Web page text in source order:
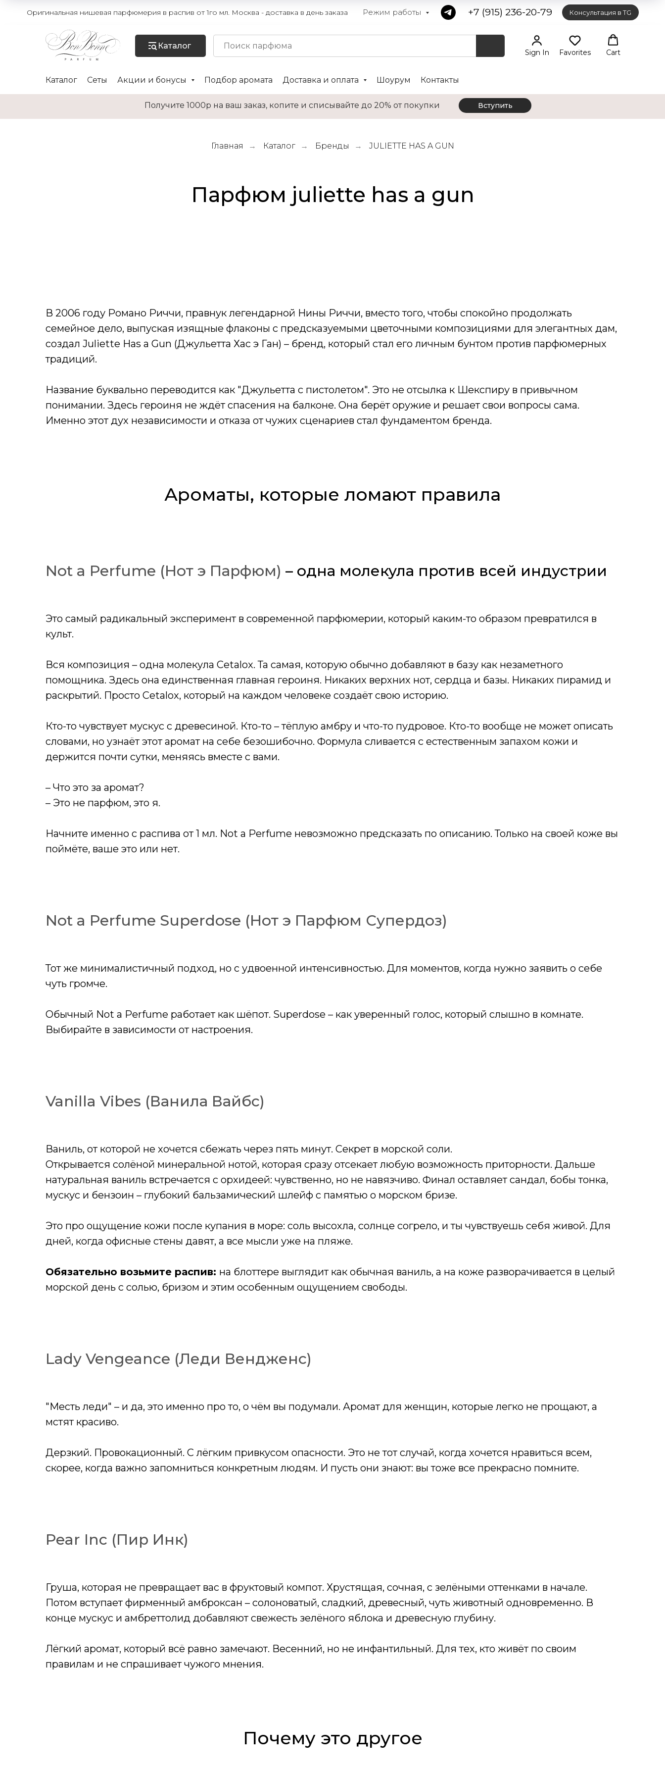
Оригинальная нишевая парфюмерия в распив от 1го мл. Москва - доставка в день заказа Режим работы +7 (915) 236-20-79 Консультация в TG
Каталог
Sign In Favorites Cart
Каталог Сеты Акции и бонусы Подбор аромата Доставка и оплата Шоурум Контакты
Получите 1000р на ваш заказ, копите и списывайте до 20% от покупки Вступить
Главная → Каталог → Бренды → JULIETTE HAS A GUN
Парфюм juliette has a gun
В 2006 году Романо Риччи, правнук легендарной Нины Риччи, вместо того, чтобы спокойно продолжать
семейное дело, выпуская изящные флаконы с предсказуемыми цветочными композициями для элегантных дам,
создал Juliette Has a Gun (Джульетта Хас э Ган) – бренд, который стал его личным бунтом против парфюмерных
традиций.
Название буквально переводится как "Джульетта с пистолетом". Это не отсылка к Шекспиру в привычном
понимании. Здесь героиня не ждёт спасения на балконе. Она берёт оружие и решает свои вопросы сама.
Именно этот дух независимости и отказа от чужих сценариев стал фундаментом бренда.
Ароматы, которые ломают правила
Not a Perfume (Нот э Парфюм) – одна молекула против всей индустрии
Это самый радикальный эксперимент в современной парфюмерии, который каким-то образом превратился в
культ.
Вся композиция – одна молекула Cetalox. Та самая, которую обычно добавляют в базу как незаметного
помощника. Здесь она единственная главная героиня. Никаких верхних нот, сердца и базы. Никаких пирамид и
раскрытий. Просто Cetalox, который на каждом человеке создаёт свою историю.
Кто-то чувствует мускус с древесиной. Кто-то – тёплую амбру и что-то пудровое. Кто-то вообще не может описать
словами, но узнаёт этот аромат на себе безошибочно. Формула сливается с естественным запахом кожи и
держится почти сутки, меняясь вместе с вами.
– Что это за аромат?
– Это не парфюм, это я.
Начните именно с распива от 1 мл. Not a Perfume невозможно предсказать по описанию. Только на своей коже вы
поймёте, ваше это или нет.
Not a Perfume Superdose (Нот э Парфюм Супердоз)
Тот же минималистичный подход, но с удвоенной интенсивностью. Для моментов, когда нужно заявить о себе
чуть громче.
Обычный Not a Perfume работает как шёпот. Superdose – как уверенный голос, который слышно в комнате.
Выбирайте в зависимости от настроения.
Vanilla Vibes (Ванила Вайбс)
Ваниль, от которой не хочется сбежать через пять минут. Секрет в морской соли.
Открывается солёной минеральной нотой, которая сразу отсекает любую возможность приторности. Дальше
натуральная ваниль встречается с орхидеей: чувственно, но не навязчиво. Финал оставляет сандал, бобы тонка,
мускус и бензоин – глубокий бальзамический шлейф с памятью о морском бризе.
Это про ощущение кожи после купания в море: соль высохла, солнце согрело, и ты чувствуешь себя живой. Для
дней, когда офисные стены давят, а все мысли уже на пляже.
Обязательно возьмите распив: на блоттере выглядит как обычная ваниль, а на коже разворачивается в целый
морской день с солью, бризом и этим особенным ощущением свободы.
Lady Vengeance (Леди Вендженс)
"Месть леди" – и да, это именно про то, о чём вы подумали. Аромат для женщин, которые легко не прощают, а
мстят красиво.
Дерзкий. Провокационный. С лёгким привкусом опасности. Это не тот случай, когда хочется нравиться всем,
скорее, когда важно запомниться конкретным людям. И пусть они знают: вы тоже все прекрасно помните.
Pear Inc (Пир Инк)
Груша, которая не превращает вас в фруктовый компот. Хрустящая, сочная, с зелёными оттенками в начале.
Потом вступает фирменный амброксан – солоноватый, сладкий, древесный, чуть животный одновременно. В
конце мускус и амбреттолид добавляют свежесть зелёного яблока и древесную глубину.
Лёгкий аромат, который всё равно замечают. Весенний, но не инфантильный. Для тех, кто живёт по своим
правилам и не спрашивает чужого мнения.
Почему это другое